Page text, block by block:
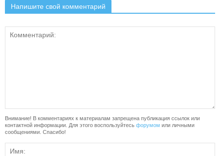
Напишите свой комментарий
Внимание! В комментариях к материалам запрещена публикация ссылок или
контактной информации. Для этого воспользуйтесь форумом или личными
сообщениями. Спасибо!